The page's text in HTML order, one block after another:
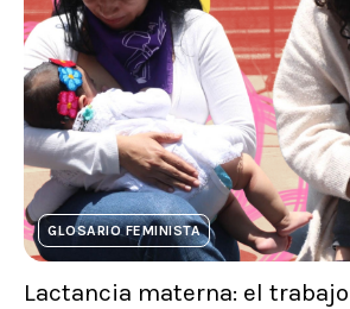
GLOSARIO FEMINISTA
Lactancia materna: el